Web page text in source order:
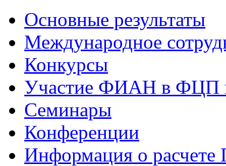
Основные результаты
Международное
Конкурсы
Участие ФИАН в ФЦП
Семинары
Конференции
Информация о